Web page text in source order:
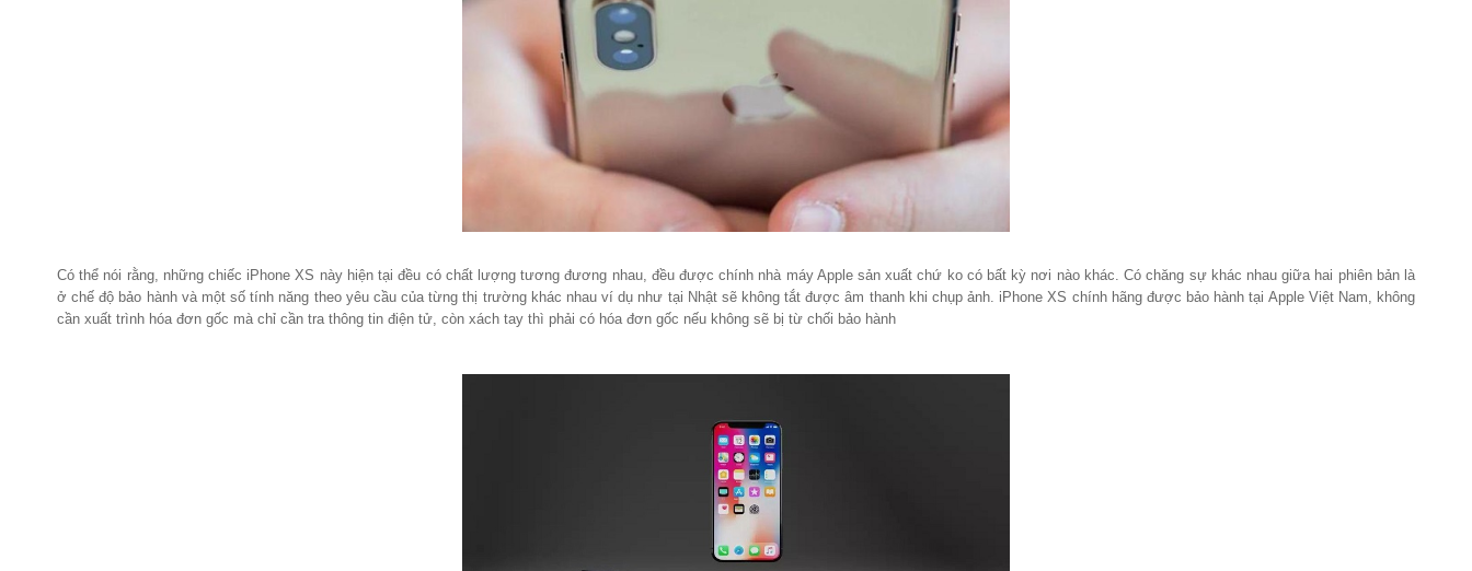
Có thể nói rằng, những chiếc iPhone XS này hiện tại đều có chất lượng tương đương nhau, đều được chính nhà máy Apple sản xuất chứ ko có bất kỳ nơi nào khác. Có chăng sự khác nhau giữa hai phiên bản là
ở chế độ bảo hành và một số tính năng theo yêu cầu của từng thị trường khác nhau ví dụ như tại Nhật sẽ không tắt được âm thanh khi chụp ảnh. iPhone XS chính hãng được bảo hành tại Apple Việt Nam, không
cần xuất trình hóa đơn gốc mà chỉ cần tra thông tin điện tử, còn xách tay thì phải có hóa đơn gốc nếu không sẽ bị từ chối bảo hành